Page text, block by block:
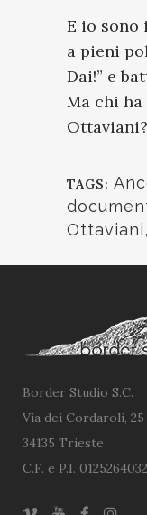
E io sono
a pieni
Dai!” e
Ma chi
TAGS:
Ottaviani,
Border Studio S.C.
Via dei Cordaroli, 25
34135 Trieste
C.F. e P.I.